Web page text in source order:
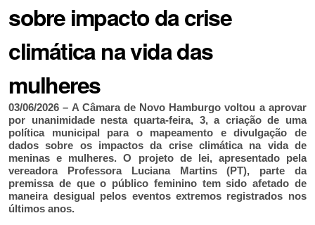
sobre impacto da crise
climática na vida das
mulheres
03/06/2026 – A Câmara de Novo Hamburgo voltou a aprovar
por unanimidade nesta quarta-feira, 3, a criação de uma
política municipal para o mapeamento e divulgação de
dados sobre os impactos da crise climática na vida de
meninas e mulheres. O projeto de lei, apresentado pela
vereadora Professora Luciana Martins (PT), parte da
premissa de que o público feminino tem sido afetado de
maneira desigual pelos eventos extremos registrados nos
últimos anos.